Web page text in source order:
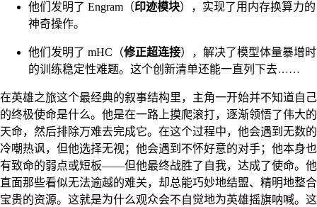
他们发明了 Engram（印迹模块），实现了用内存换算力的
神奇操作。
他们发明了 mHC（修正超连接），解决了模型体量暴增时
的训练稳定性难题。这个创新清单还能一直列下去……
在英雄之旅这个最经典的叙事结构里，主角一开始并不知道自己
的终极使命是什么。他是在一路上摸爬滚打，逐渐领悟了伟大的
天命，然后排除万难去完成它。在这个过程中，他会遇到无数的
冷嘲热讽，但他选择无视；他会遇到不怀好意的对手；他本身也
有致命的弱点或短板——但他最终战胜了自我，达成了使命。他
直面那些看似无法逾越的难关，却总能巧妙地结盟、精明地整合
宝贵的资源。这就是为什么观众会不自觉地为英雄摇旗呐喊。这